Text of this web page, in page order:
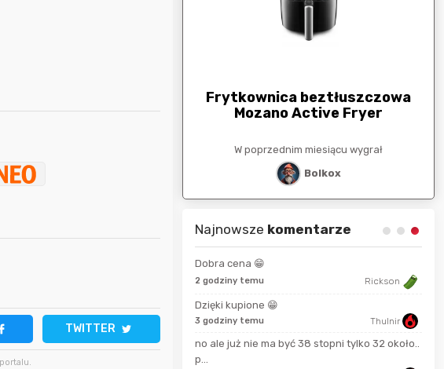
TWITTER
Frytkownica beztłuszczowa
Mozano Active Fryer
W poprzednim miesiącu wygrał
Bolkox
Najnowsze komentarze
temu
Dobra cena 😁
2 godziny temu Rickson
Dzięki kupione 😁
3 godziny temu Thulnir
no ale już nie ma być 38 stopni tylko 32 około..
p...